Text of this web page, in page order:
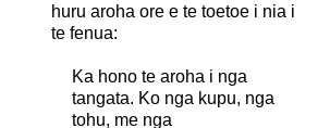
huru aroha ore e te toetoe i nia i
te fenua:
Ka hono te aroha i nga
tangata. Ko nga kupu, nga
tohu, me nga